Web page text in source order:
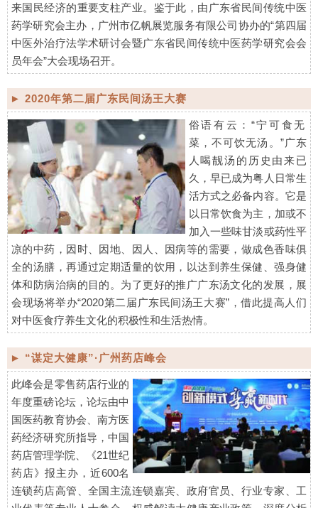
来国民经济的重要支柱产业。鉴于此，由广东省民间传统中医
药学研究会主办，广州市亿帆展览服务有限公司协办的“第四届
中医外治疗法学术研讨会暨广东省民间传统中医药学研究会会
员年会”大会现场召开。
► 2020年第二届广东民间汤王大赛
俗语有云：“宁可食无
菜，不可饮无汤。”广东
人喝靓汤的历史由来已
久，早已成为粤人日常生
活方式之必备内容。它是
以日常饮食为主，加或不
加入一些味甘淡或药性平
凉的中药，因时、因地、因人、因病等的需要，做成色香味俱
全的汤膳，再通过定期适量的饮用，以达到养生保健、强身健
体和防病治病的目的。为了更好的推广广东汤文化的发展，展
会现场将举办“2020第二届广东民间汤王大赛”，借此提高人们
对中医食疗养生文化的积极性和生活热情。
► “谋定大健康”·广州药店峰会
此峰会是零售药店行业的
年度重磅论坛，论坛由中
国医药教育协会、南方医
药经济研究所指导，中国
药店管理学院、《21世纪
药店》报主办，近600名
连锁药店高管、全国主流连锁嘉宾、政府官员、行业专家、工